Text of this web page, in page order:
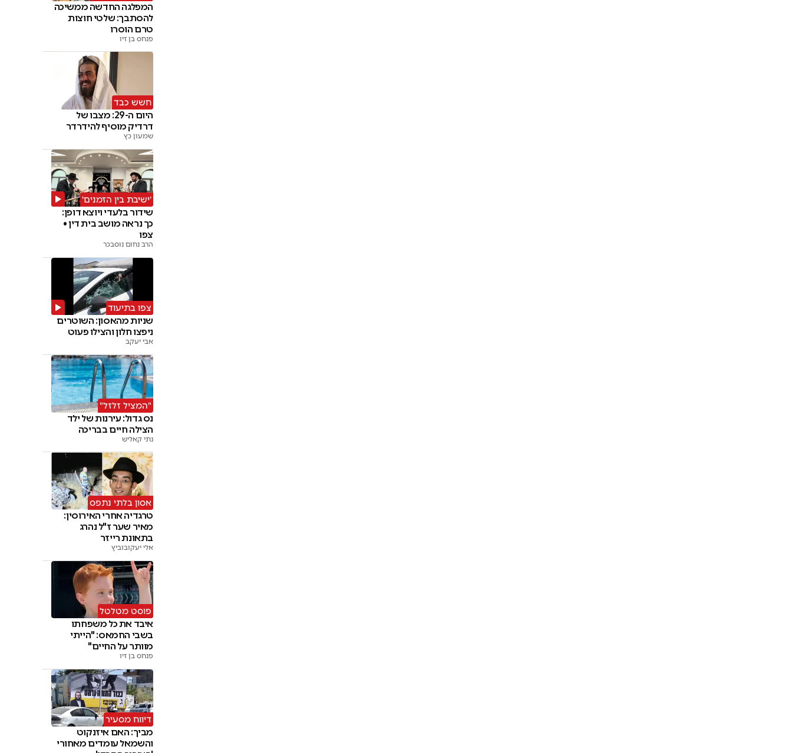
המפלגה החדשה ממשיכה
להסתבך: שלטי חוצות
טרם הוסרו
פנחס בן זיו
חשש כבד
היום ה-29: מצבו של
דרדיק מוסיף להידרדר
שמעון כץ
'ישיבת בין הזמנים'
שידור בלעדי ויוצא דופן:
כך נראה מושב בית דין •
צפו
הרב נחום נוסבכר
צפו בתיעוד
שניות מהאסון: השוטרים
ניפצו חלון והצילו פעוט
אבי יעקב
"המציל זלזל"
נס גדול: עירנות של ילד
הצילה חיים בבריכה
נתי קאליש
אסון בלתי נתפס
טרגדיה אחרי האירוסין:
מאיר שער ז"ל נהרג
בתאונת רייזר
אלי יעקובוביץ
פוסט מטלטל
איבד את כל משפחתו
בשבי החמאס: "הייתי
מוותר על החיים"
פנחס בן זיו
דיווח מסעיר
מביך: האם איזנקוט
והשמאל עומדים מאחורי